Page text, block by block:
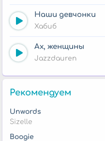
Наши девчонки
Хабиб
Ах, женщины
Jazzdauren
Рекомендуем
Unwords
Sizelle
Boogie